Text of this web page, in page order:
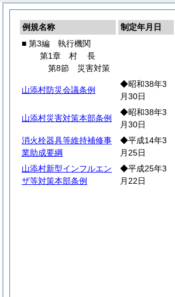
例規名称 制定年月日
■ 第3編 執行機関
第1章 村長
第8節 災害対策
山添村防災会議条例
◆昭和38年3
月30日
山添村災害対策本部条例
◆昭和38年3
月30日
消火栓器具等維持補修事
業助成要綱
◆平成14年3
月25日
山添村新型インフルエン
ザ等対策本部条例
◆平成25年3
月22日